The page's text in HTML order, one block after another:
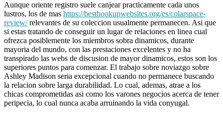
Aunque oriente registro suele canjear practicamente cada unos
lustros, los de mas https://besthookupwebsites.org/es/colarspace-
review/relevantes de su coleccion usualmente permanecen. Asi que
si estas tratando de conseguir un lugar de relaciones en linea cual
ofrezca posiblemente los miembros sobra dinamicos, durante
mayoria del mundo, con las prestaciones excelentes y no ha
transpirado las webs de discusion de mayor dinamicos, estos son los
superiores puntos para comenzar. El trabajo sobre noviazgo sobre
Ashley Madison seri­a excepcional cuando no permanece buscando
la relacion sobre larga durabilidad. Lo cual, ademas, atrae a los
chicas comprometidas asi­ como los varones negocios acerca de tener
peripecia, lo cual nunca acaba arruinando la vida conyugal.